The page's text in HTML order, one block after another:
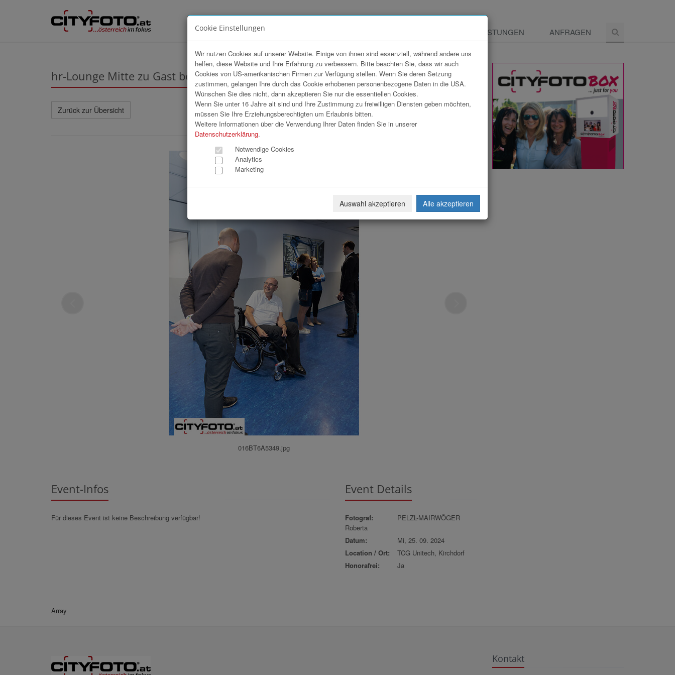
LEISTUNGEN ANFRAGEN
hr-Lounge Mitte zu Gast bei TCG Unitech
Zurück zur Übersicht Download Weiterleiten
016BT6A5349.jpg
Event-Infos
Für dieses Event ist keine Beschreibung verfügbar!
Event Details
Fotograf:
PELZL-MAIRWÖGER
Roberta
Datum:
Mi, 25. 09. 2024
Location / Ort:
TCG Unitech, Kirchdorf
Honorafrei:
Ja
Array
Kontakt
Cookie Einstellungen
Wir nutzen Cookies auf unserer Website. Einige von ihnen sind essenziell, während andere uns
helfen, diese Website und Ihre Erfahrung zu verbessern. Bitte beachten Sie, dass wir auch
Cookies von US-amerikanischen Firmen zur Verfügung stellen. Wenn Sie deren Setzung
zustimmen, gelangen Ihre durch das Cookie erhobenen personenbezogene Daten in die USA.
Wünschen Sie dies nicht, dann akzeptieren Sie nur die essentiellen Cookies.
Wenn Sie unter 16 Jahre alt sind und Ihre Zustimmung zu freiwilligen Diensten geben möchten,
müssen Sie Ihre Erziehungsberechtigten um Erlaubnis bitten.
Weitere Informationen über die Verwendung Ihrer Daten finden Sie in unserer
Datenschutzerklärung.
Notwendige Cookies
Analytics
Marketing
Auswahl akzeptieren Alle akzeptieren